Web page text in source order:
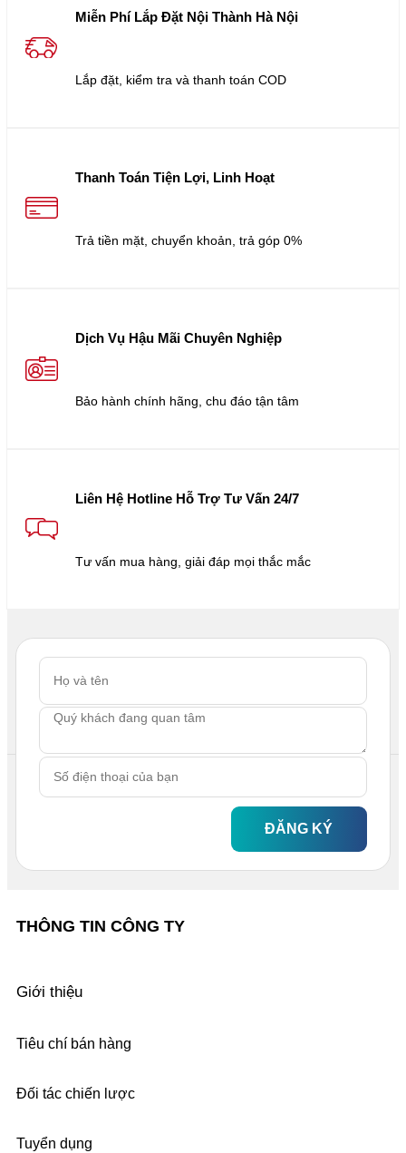
Miễn Phí Lắp Đặt Nội Thành Hà Nội
Lắp đặt, kiểm tra và thanh toán COD
Thanh Toán Tiện Lợi, Linh Hoạt
Trả tiền mặt, chuyển khoản, trả góp 0%
Dịch Vụ Hậu Mãi Chuyên Nghiệp
Bảo hành chính hãng, chu đáo tận tâm
Liên Hệ Hotline Hỗ Trợ Tư Vấn 24/7
Tư vấn mua hàng, giải đáp mọi thắc mắc
ĐĂNG KÝ
THÔNG TIN CÔNG TY
Giới thiệu
Tiêu chí bán hàng
Đối tác chiến lược
Tuyển dụng